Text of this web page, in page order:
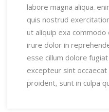
labore magna aliqua.
quis nostrud
ut aliquip exa commodo
irure dolor in
esse cillum dolore
excepteur sint
proident, sunt in culpa